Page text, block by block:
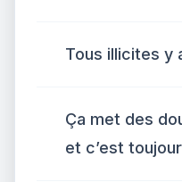
Tous illicites y
Ça met des
et c’est